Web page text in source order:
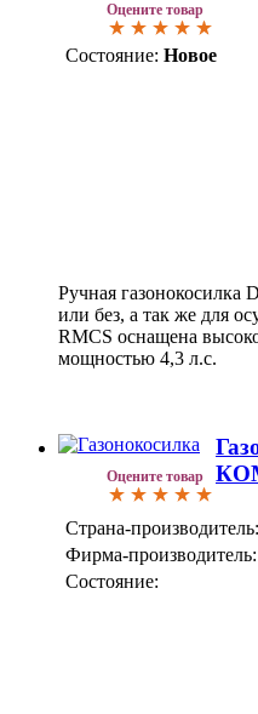
Оцените товар
Состояние: Новое
Ручная газонокосилка
или без, а так же для
RMCS оснащена
мощностью 4,3 л.с.
Оцените товар
Страна-производитель:
Фирма-производитель:
Состояние: